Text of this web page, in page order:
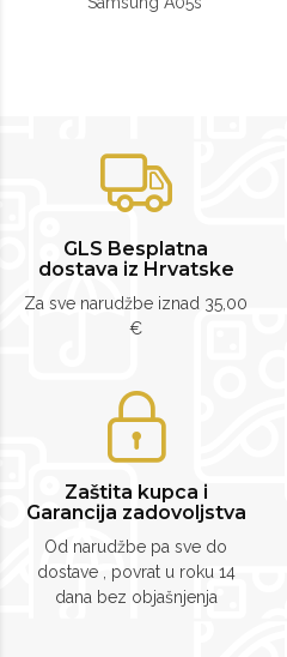
GLS Besplatna
dostava iz Hrvatske
Za sve narudžbe iznad 35,00
€
Zaštita kupca i
Garancija zadovoljstva
Od narudžbe pa sve do
dostave , povrat u roku 14
dana bez objašnjenja